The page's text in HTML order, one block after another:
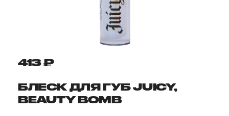
413 ₽
БЛЕСК ДЛЯ ГУБ JUICY,
BEAUTY BOMB